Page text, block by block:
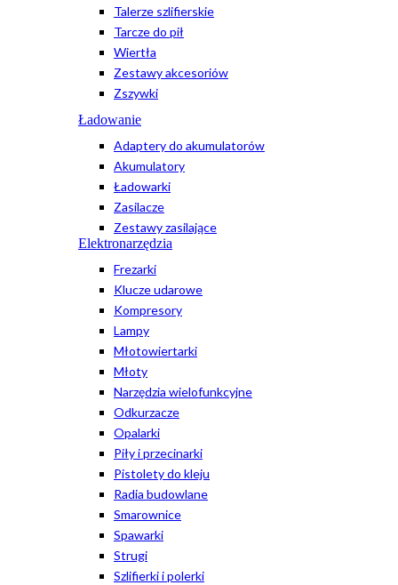
Talerze szlifierskie
Tarcze do pił
Wiertła
Zestawy akcesoriów
Zszywki
Ładowanie
Adaptery do akumulatorów
Akumulatory
Ładowarki
Zasilacze
Zestawy zasilające
Elektronarzędzia
Frezarki
Klucze udarowe
Kompresory
Lampy
Młotowiertarki
Młoty
Narzędzia wielofunkcyjne
Odkurzacze
Opalarki
Piły i przecinarki
Pistolety do kleju
Radia budowlane
Smarownice
Spawarki
Strugi
Szlifierki i polerki